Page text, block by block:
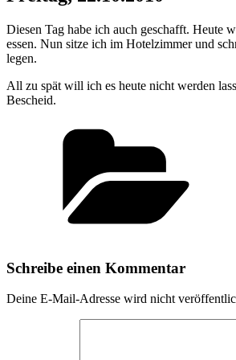
Diesen Tag habe ich auch geschafft. Heute
essen. Nun sitze ich im Hotelzimmer und
legen.
All zu spät will ich es heute nicht werden
Bescheid.
Schreibe einen Kommentar
Deine E-Mail-Adresse wird nicht